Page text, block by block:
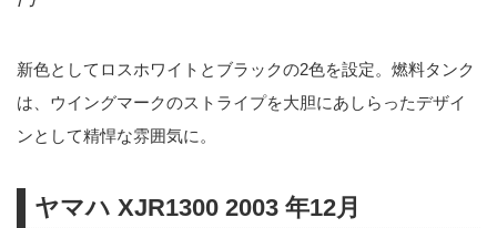
新色としてロスホワイトとブラックの2色を設定。燃料タンク
は、ウイングマークのストライプを大胆にあしらったデザイ
ンとして精悍な雰囲気に。
ヤマハ XJR1300 2003 年12月